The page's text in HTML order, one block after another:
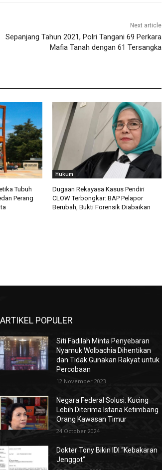
Next article
Sepanjang Tahun 2021, Polri Tangani 69 Perkara
Mafia Tanah dengan 61 Tersangka
Tubuh
Perang
Hukum
Dugaan Rekayasa Kasus Pendiri
CLOW Terbongkar: BAP Pelapor
Berubah, Bukti Forensik Diabaikan
ARTIKEL POPULER
Siti Fadilah Minta Penyebaran
Nyamuk Wolbachia Dihentikan
dan Tidak Gunakan Rakyat untuk
Percobaan
12 November 2023
Negara Federal Solusi: Kucing
Lebih Diterima Istana Ketimbang
Orang Kawasan Timur
24 October 2024
Dokter Tony Bikin IDI “Kebakaran
Jenggot”